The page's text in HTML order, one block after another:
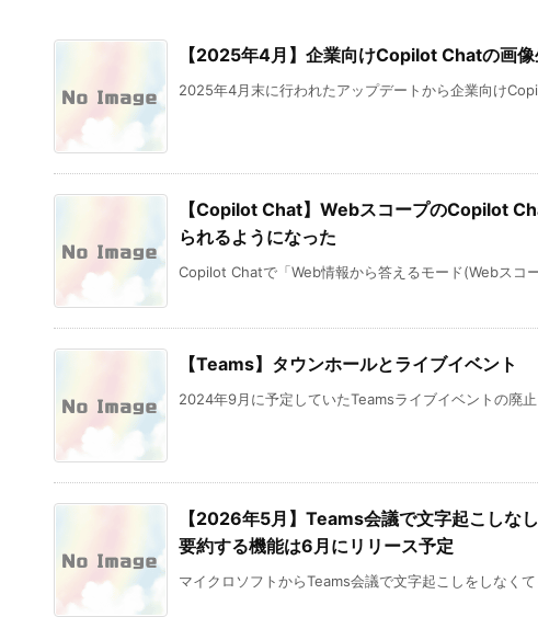
【2025年4月】企業向けCopilot Chatの画
2025年4月末に行われたアップデートから企業向け
【Copilot Chat】WebスコープのCopilot
られるようになった
Copilot Chatで「Web情報から答えるモード(Webスコ
【Teams】タウンホールとライブイベント
2024年9月に予定していたTeamsライブイベントの廃
【2026年5月】Teams会議で文字起こしな
要約する機能は6月にリリース予定
マイクロソフトからTeams会議で文字起こしをしなく